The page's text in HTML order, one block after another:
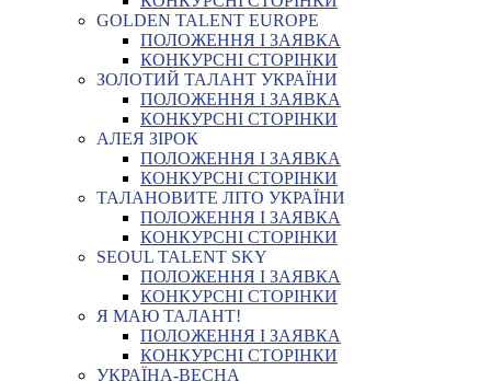
GOLDEN TALENT EUROPE
ПОЛОЖЕННЯ І ЗАЯВКА
КОНКУРСНІ СТОРІНКИ
ЗОЛОТИЙ ТАЛАНТ УКРАЇНИ
ПОЛОЖЕННЯ І ЗАЯВКА
КОНКУРСНІ СТОРІНКИ
АЛЕЯ ЗІРОК
ПОЛОЖЕННЯ І ЗАЯВКА
КОНКУРСНІ СТОРІНКИ
ТАЛАНОВИТЕ ЛІТО УКРАЇНИ
ПОЛОЖЕННЯ І ЗАЯВКА
КОНКУРСНІ СТОРІНКИ
SEOUL TALENT SKY
ПОЛОЖЕННЯ І ЗАЯВКА
КОНКУРСНІ СТОРІНКИ
Я МАЮ ТАЛАНТ!
ПОЛОЖЕННЯ І ЗАЯВКА
КОНКУРСНІ СТОРІНКИ
УКРАЇНА-ВЕСНА